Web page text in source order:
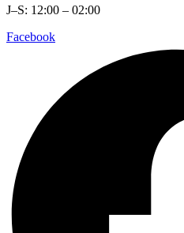
J–S: 12:00 – 02:00
Facebook